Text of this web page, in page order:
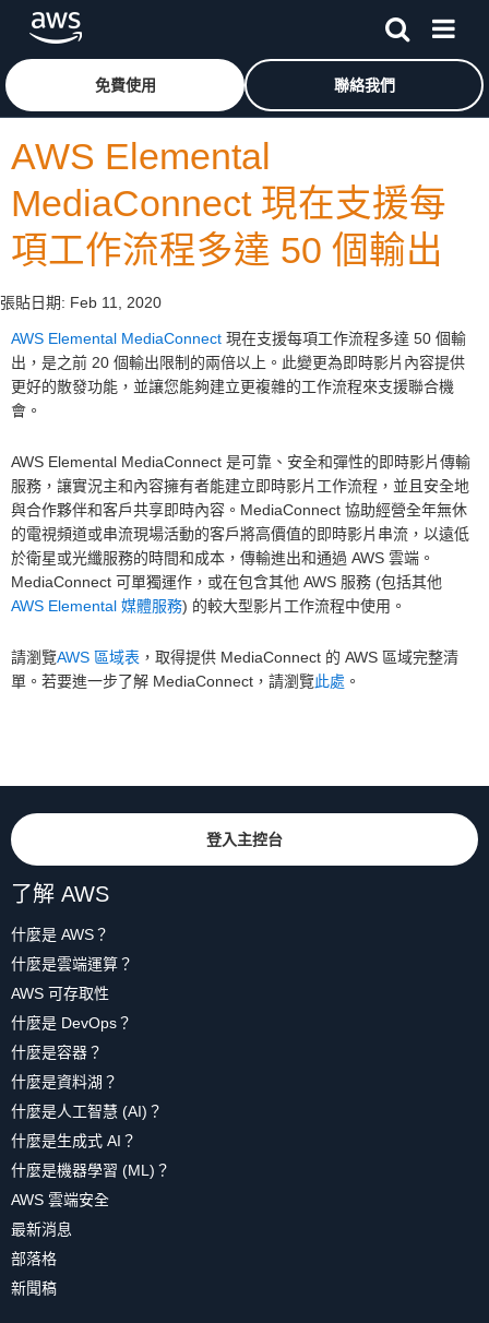
跳至主要內容按一下這裡可返回 Amazon Web Services 首頁
免費使用 聯絡我們
AWS Elemental
MediaConnect 現在支援每
項工作流程多達 50 個輸出
張貼日期: Feb 11, 2020
AWS Elemental MediaConnect 現在支援每項工作流程多達 50 個輸
出，是之前 20 個輸出限制的兩倍以上。此變更為即時影片內容提供
更好的散發功能，並讓您能夠建立更複雜的工作流程來支援聯合機
會。
AWS Elemental MediaConnect 是可靠、安全和彈性的即時影片傳輸
服務，讓實況主和內容擁有者能建立即時影片工作流程，並且安全地
與合作夥伴和客戶共享即時內容。MediaConnect 協助經營全年無休
的電視頻道或串流現場活動的客戶將高價值的即時影片串流，以遠低
於衛星或光纖服務的時間和成本，傳輸進出和通過 AWS 雲端。
MediaConnect 可單獨運作，或在包含其他 AWS 服務 (包括其他
AWS Elemental 媒體服務) 的較大型影片工作流程中使用。
請瀏覽AWS 區域表 ，取得提供 MediaConnect 的 AWS 區域完整清
單。若要進一步了解 MediaConnect，請瀏覽此處 。
登入主控台
了解 AWS
什麼是 AWS？
什麼是雲端運算？
AWS 可存取性
什麼是 DevOps？
什麼是容器？
什麼是資料湖？
什麼是人工智慧 (AI)？
什麼是生成式 AI？
什麼是機器學習 (ML)？
AWS 雲端安全
最新消息
部落格
新聞稿